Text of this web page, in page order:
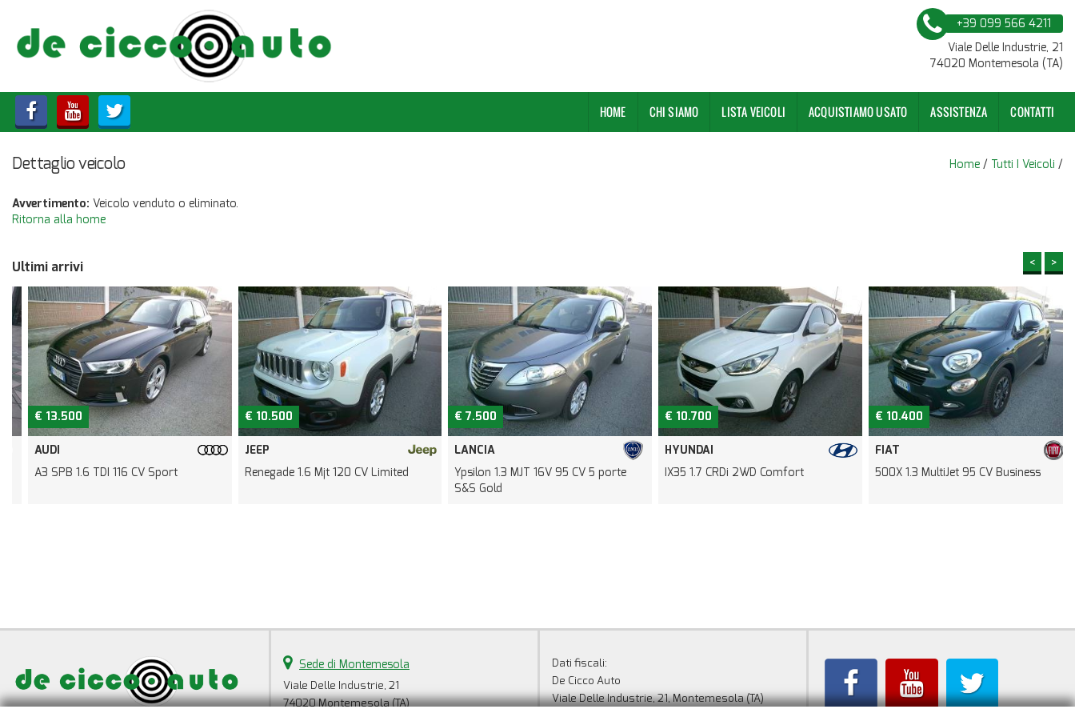
LISTA VEICOLI
ACQUISTIAMO USATO
ASSISTENZA
CONTATTI
+39 099 566 4211
Viale Delle Industrie, 21
74020 Montemesola (TA)
HOME CHI SIAMO LISTA VEICOLI ACQUISTIAMO USATO ASSISTENZA CONTATTI
Dettaglio veicolo Home / Tutti I Veicoli /
Avvertimento: Veicolo venduto o eliminato.
Ritorna alla home
Ultimi arrivi < >
€ 13.500
AUDI
A3 SPB 1.6 TDI 116 CV Sport
€ 10.500
JEEP
Renegade 1.6 Mjt 120 CV Limited
€ 7.500
LANCIA
Ypsilon 1.3 MJT 16V 95 CV 5 porte
S&S Gold
€ 10.700
HYUNDAI
IX35 1.7 CRDi 2WD Comfort
€ 10.400
FIAT
500X 1.3 MultiJet 95 CV Business
Sede di Montemesola
Viale Delle Industrie, 21
74020 Montemesola (TA)
Dati fiscali:
De Cicco Auto
Viale Delle Industrie, 21, Montemesola (TA)